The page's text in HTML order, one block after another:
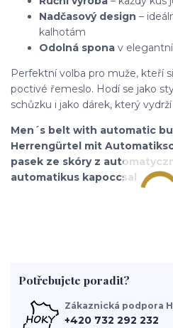
Nadčasový design –
kalhotám
Odolná spona v
Perfektní volba pro muže, kteří
poctivé řemeslo. Hodí se jako
schůzku i jako dárek, který
Men´s belt with automatic
Herrengürtel mit
pasek ze skóry z
automatikus kapoccsal
Potřebujete poradit?
Zákaznická podpora
+420 732 292 232